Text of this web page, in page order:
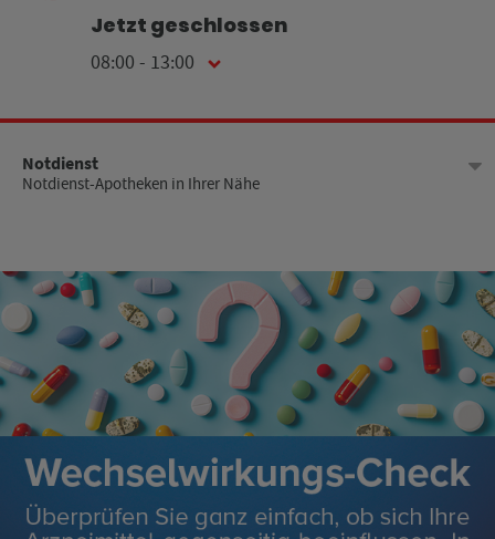
Jetzt geschlossen
08:00 - 13:00
Montag 08:00 - 18:30
Dienstag 08:00 - 18:30
Donnerstag 08:00 - 18:30
Freitag 08:00 - 18:30
Samstag 08:00 - 13:00
Sonntag Geschlossen
Notdienst
Notdienst-Apotheken in Ihrer Nähe